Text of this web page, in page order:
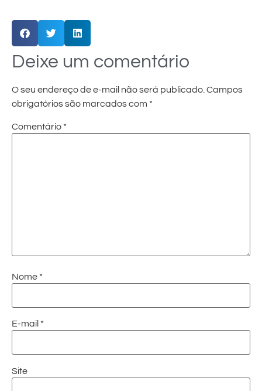
Deixe um comentário
O seu endereço de e-mail não será publicado. Campos
obrigatórios são marcados com *
Comentário *
Nome *
E-mail *
Site